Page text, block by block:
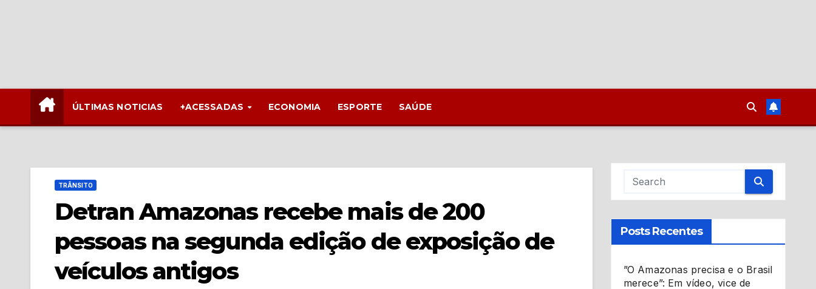
ÚLTIMAS NOTICIAS +ACESSADAS ECONOMIA ESPORTE SAÚDE
TRÂNSITO
Detran Amazonas recebe mais de 200
pessoas na segunda edição de exposição de
veículos antigos
Posts Recentes
”O Amazonas precisa e o Brasil
merece”: Em vídeo, vice de